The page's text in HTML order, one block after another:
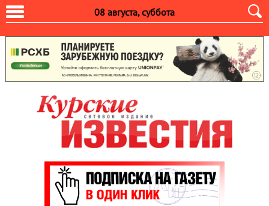
08 августа, суббота